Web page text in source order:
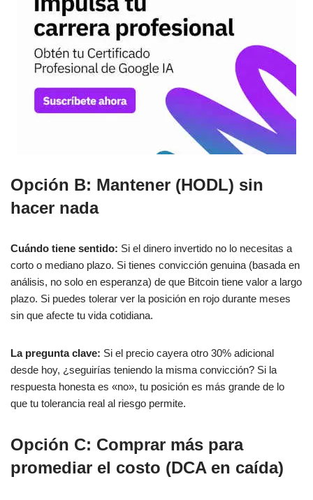
Opción B: Mantener (HODL) sin
hacer nada
Cuándo tiene sentido: Si el dinero invertido no lo necesitas a
corto o mediano plazo. Si tienes convicción genuina (basada en
análisis, no solo en esperanza) de que Bitcoin tiene valor a largo
plazo. Si puedes tolerar ver la posición en rojo durante meses
sin que afecte tu vida cotidiana.
La pregunta clave: Si el precio cayera otro 30% adicional
desde hoy, ¿seguirías teniendo la misma convicción? Si la
respuesta honesta es «no», tu posición es más grande de lo
que tu tolerancia real al riesgo permite.
Opción C: Comprar más para
promediar el costo (DCA en caída)